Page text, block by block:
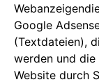
Google
(Textdateien),
werden und die
Website durch